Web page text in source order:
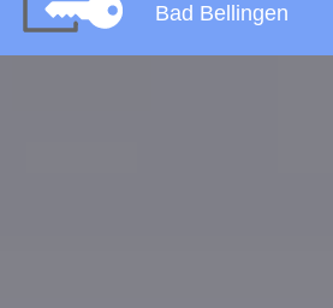
Bad Bellingen